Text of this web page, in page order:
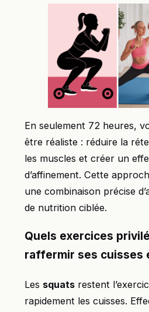
En seulement 72 heures,
être réaliste : réduire la
les muscles et créer un
d’affinement. Cette
une combinaison précise
de nutrition ciblée.
Quels exercices
raffermir ses cuisses
Les squats restent
rapidement les cuisses.